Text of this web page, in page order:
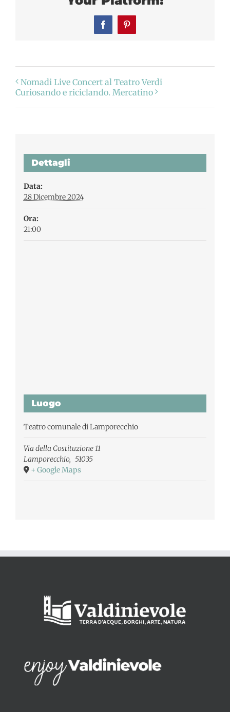
FacebookPinterest
Nomadi Live Concert al Teatro Verdi
Curiosando e riciclando. Mercatino
Dettagli
Data:
28 Dicembre 2024
Ora:
21:00
Luogo
Teatro comunale di Lamporecchio
Via della Costituzione 11
Lamporecchio, 51035
+ Google Maps